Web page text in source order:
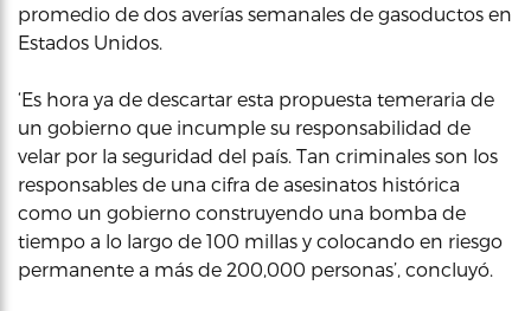
promedio de dos averías semanales de gasoductos en
Estados Unidos.
‘Es hora ya de descartar esta propuesta temeraria de
un gobierno que incumple su responsabilidad de
velar por la seguridad del país. Tan criminales son los
responsables de una cifra de asesinatos histórica
como un gobierno construyendo una bomba de
tiempo a lo largo de 100 millas y colocando en riesgo
permanente a más de 200,000 personas’, concluyó.